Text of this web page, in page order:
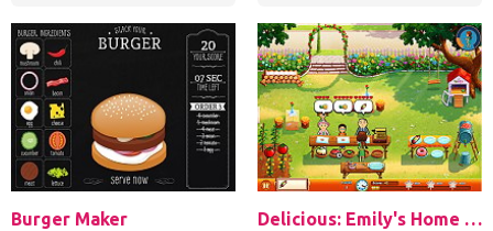
Burger Maker Delicious: Emily's Home Sweet Home